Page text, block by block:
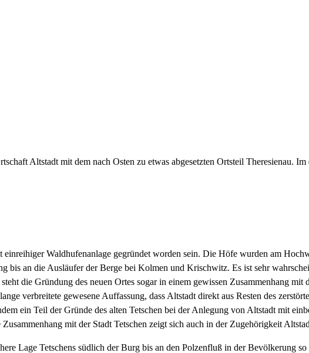
Altstadt mit dem nach Osten zu etwas abgesetzten Ortsteil Theresienau.
Waldhufenanlage gegründet worden sein. Die Höfe wurden am
bis an die Ausläufer der Berge bei Kolmen und Krischwitz. Es ist sehr
die Gründung des neuen Ortes sogar in einem gewissen Zusammenhang
verbreitete gewesene Auffassung, dass Altstadt direkt aus Resten des
ein Teil der Gründe des alten Tetschen bei der Anlegung von Altstadt mit
mit der Stadt Tetschen zeigt sich auch in der Zugehörigkeit
Lage Tetschens südlich der Burg bis an den Polzenfluß in der Bevölkerung so